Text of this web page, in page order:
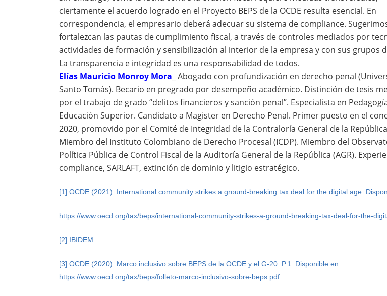
ciertamente el acuerdo logrado en el Proyecto BEPS de la OCDE resulta esencial. En
correspondencia, el empresario deberá adecuar su sistema de compliance.
fortalezcan las pautas de cumplimiento fiscal, a través de controles mediados por
actividades de formación y sensibilización al interior de la empresa y con sus grupos
La transparencia e integridad es una responsabilidad de todos.
Elías Mauricio Monroy Mora _ Abogado con profundización en derecho penal
Santo Tomás). Becario en pregrado por desempeño académico. Distinción de tesis
por el trabajo de grado “delitos financieros y sanción penal”. Especialista en
Educación Superior. Candidato a Magister en Derecho Penal. Primer puesto en el
2020, promovido por el Comité de Integridad de la Contraloría General de la República
Miembro del Instituto Colombiano de Derecho Procesal (ICDP). Miembro del
Política Pública de Control Fiscal de la Auditoría General de la República (AGR).
compliance, SARLAFT, extinción de dominio y litigio estratégico.
[1] OCDE (2021). International community strikes a ground-breaking tax deal for the digital age.
https://www.oecd.org/tax/beps/international-community-strikes-a-ground-breaking-tax-deal-for-the-
[2] IBIDEM.
[3] OCDE (2020). Marco inclusivo sobre BEPS de la OCDE y el G-20. P.1. Disponible en:
https://www.oecd.org/tax/beps/folleto-marco-inclusivo-sobre-beps.pdf